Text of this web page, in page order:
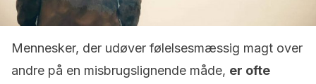
Mennesker, der udøver følelsesmæssig magt over
andre på en misbrugslignende måde, er ofte